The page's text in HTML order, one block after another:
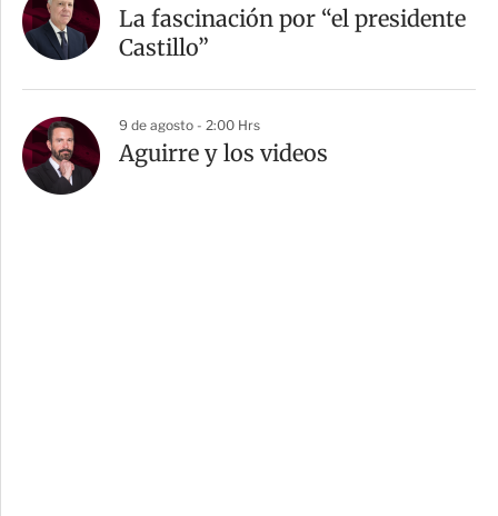
La fascinación por “el presidente
Castillo”
9 de agosto - 2:00 Hrs
Aguirre y los videos